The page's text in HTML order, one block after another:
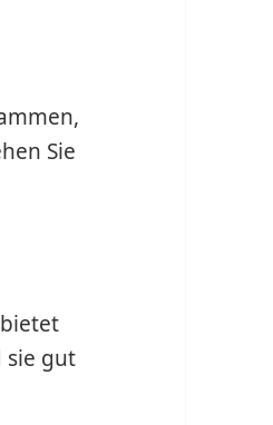
Sie
sie gut